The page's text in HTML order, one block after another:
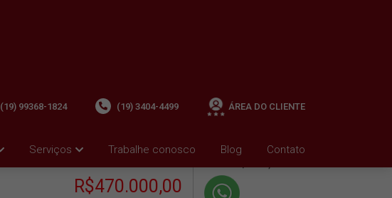
Serviços Trabalhe conosco Blog Contato
(19) 99368-1824 (19) 3404-4499 ÁREA DO CLIENTE
R$470.000,00
+ Condomínio R$0,00